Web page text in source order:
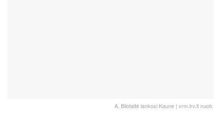
A. Bilotaitė lankosi Kaune | vrm.lrv.lt nuotr.